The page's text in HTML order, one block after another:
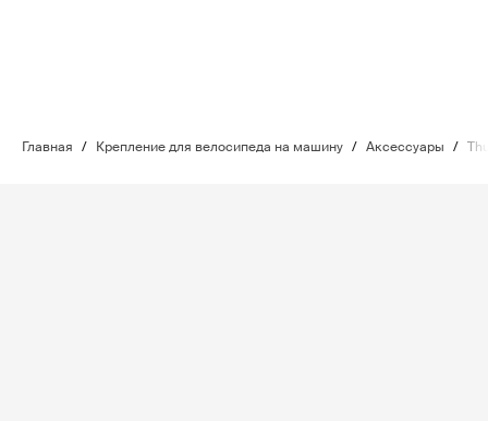
Главная / Крепление для велосипеда на машину / Аксессуары /